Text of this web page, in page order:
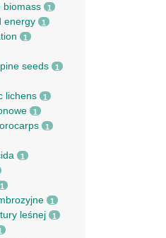
biomass 1
energy 1
1
pine seeds 1
lichens 1
1
1
1
1
1
leśnej 1